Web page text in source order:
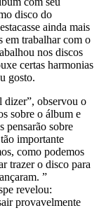
disco do
ainda mais
em trabalhar com o
nos discos
certas harmonias
gosto.
dizer”, observou o
sobre o álbum e
pensarão sobre
importante
como podemos
trazer o disco para
”
revelou:
provavelmente